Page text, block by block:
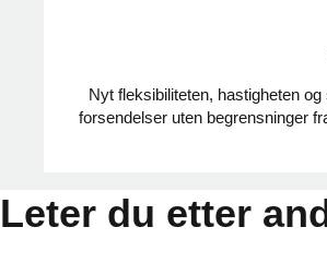
Nyt fleksibiliteten, hastigheten
forsendelser uten begrensninger
Leter du etter